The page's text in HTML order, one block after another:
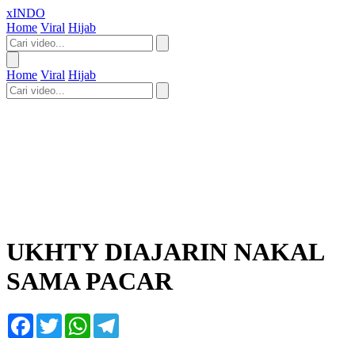
xINDO
Home Viral Hijab
Home Viral Hijab
UKHTY DIAJARIN NAKAL
SAMA PACAR
Facebook
TwitterWhatsApp